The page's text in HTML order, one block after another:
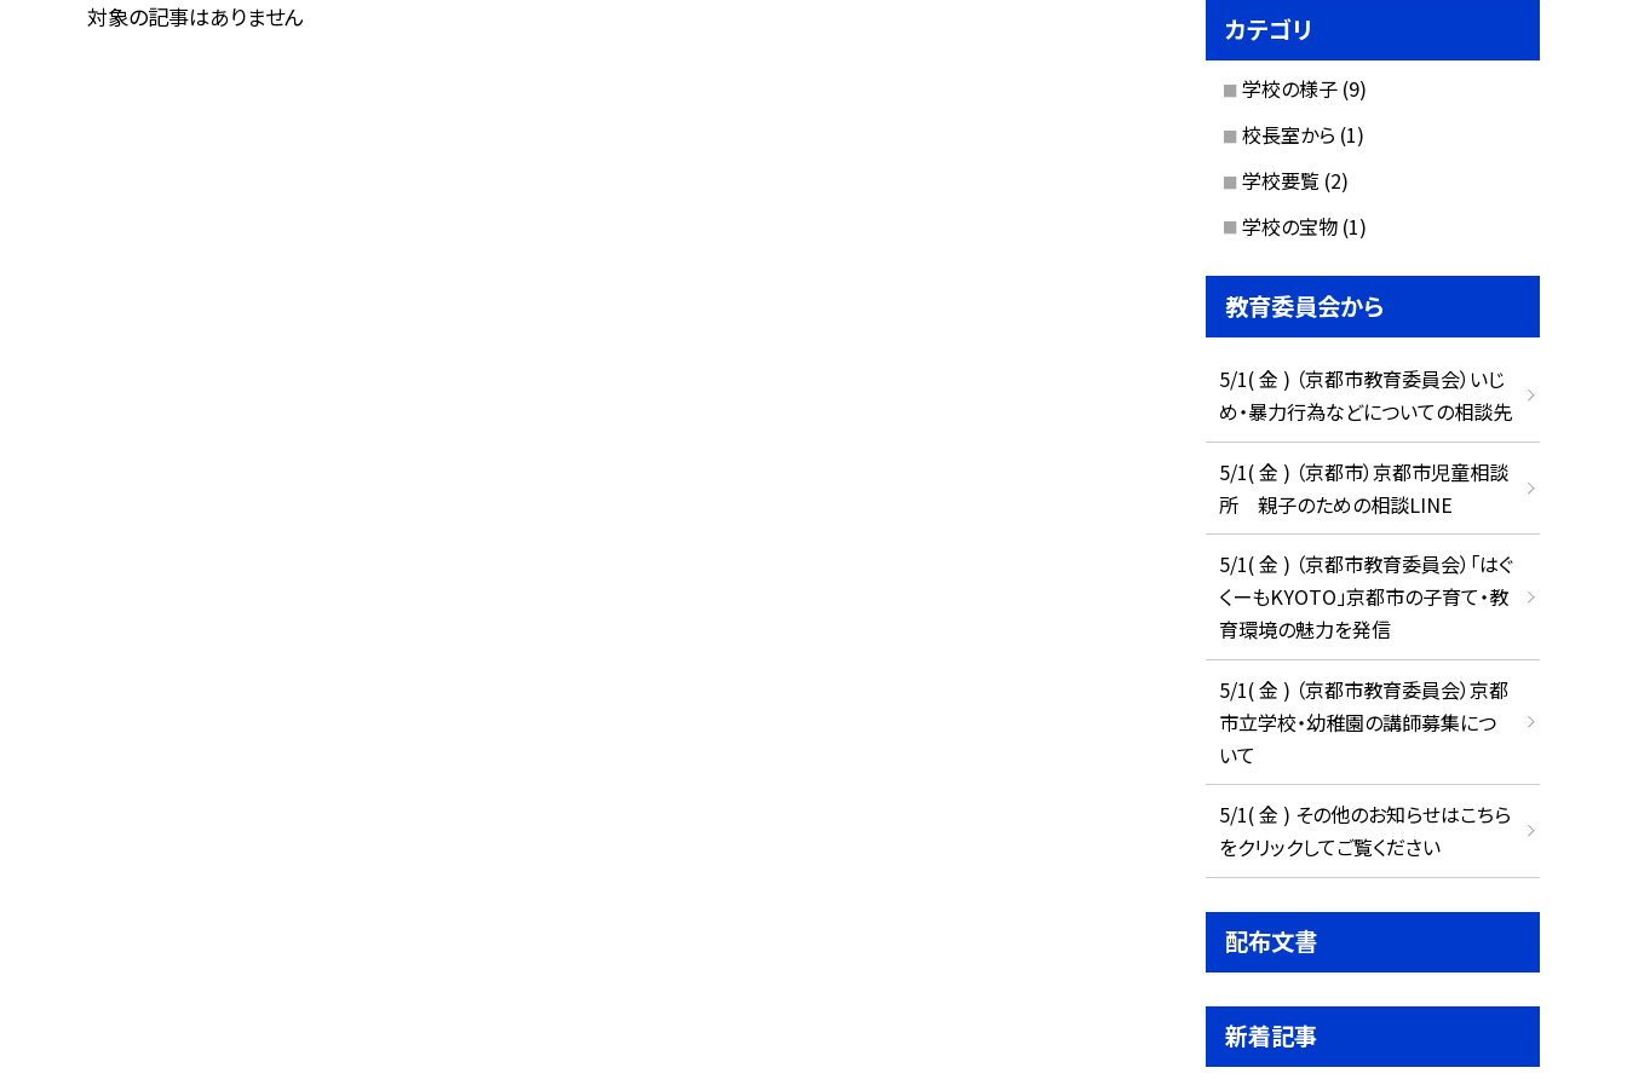
対象の記事はありません カテゴリ
学校の様子 (9)
校長室から (1)
学校要覧 (2)
学校の宝物 (1)
教育委員会から
5/1( 金 ) （京都市教育委員会）いじ
め・暴力行為などについての相談先
5/1( 金 ) （京都市）京都市児童相談
所 親子のための相談LINE
5/1( 金 ) （京都市教育委員会）「はぐ
くーもKYOTO」京都市の子育て・教
育環境の魅力を発信
5/1( 金 ) （京都市教育委員会）京都
市立学校・幼稚園の講師募集につ
いて
5/1( 金 ) その他のお知らせはこちら
をクリックしてご覧ください
配布文書
新着記事